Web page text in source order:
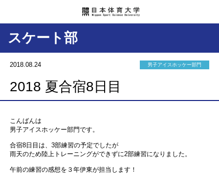
スケート部
2018.08.24 男子アイスホッケー部門
2018 夏合宿8日目
こんばんは
男子アイスホッケー部門です。
合宿8日目は、3部練習の予定でしたが
雨天のため陸上トレーニングができずに2部練習になりました。
午前の練習の感想を３年伊東が担当します！